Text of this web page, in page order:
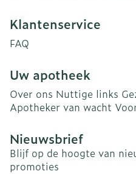
Klantenservice
FAQ
Uw apotheek
Over ons Nuttige links
Apotheker van wacht
Nieuwsbrief
Blijf op de hoogte van
promoties